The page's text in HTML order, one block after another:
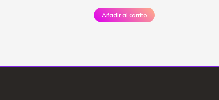
Añadir al carrito